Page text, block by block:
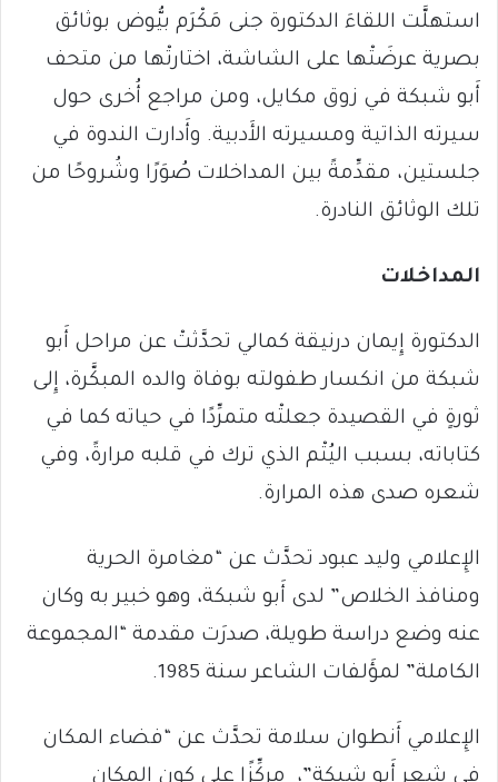
استهلَّت اللقاءَ الدكتورة جنى مَكْرَم بيُّوض بوثائق
بصرية عرضَتْها على الشاشة، اختارتْها من متحف
أَبو شبكة في زوق مكايل، ومن مراجع أُخرى حول
سيرته الذاتية ومسيرته الأَدبية. وأَدارت الندوة في
جلستين، مقدِّمةً بين المداخلات صُوَرًا وشُروحًا من
تلك الوثائق النادرة.
المداخلات
الدكتورة إِيمان درنيقة كمالي تحدَّثتْ عن مراحل أَبو
شبكة من انكسار طفولته بوفاة والده المبكَّرة، إِلى
ثورةٍ في القصيدة جعلتْه متمرِّدًا في حياته كما في
كتاباته، بسبب اليُتْم الذي ترك في قلبه مرارةً، وفي
شعره صدى هذه المرارة.
الإِعلامي وليد عبود تحدَّث عن “مغامرة الحرية
ومنافذ الخلاص” لدى أَبو شبكة، وهو خبير به وكان
عنه وضع دراسة طويلة، صدرَت مقدمة “المجموعة
الكاملة” لمؤَلفات الشاعر سنة 1985.
الإِعلامي أَنطوان سلامة تحدَّث عن “فضاء المكان
في شعر أَبو شبكة”، مركِّزًا على كون المكان